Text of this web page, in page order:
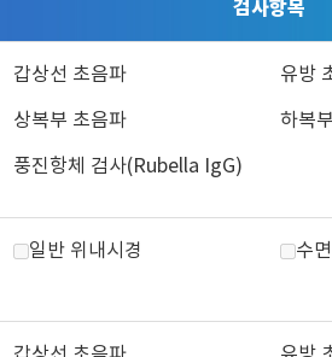
검사항목
갑상선 초음파 유방
상복부 초음파 하복
풍진항체 검사(Rubella IgG)
일반 위내시경 수